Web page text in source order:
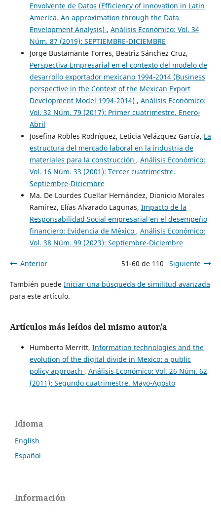
Envolvente de Datos (Efficiency of innovation in Latin
America. An approximation through the Data
Envelopment Analysis) , Análisis Económico: Vol. 34
Núm. 87 (2019): SEPTIEMBRE-DICIEMBRE
Jorge Bustamante Torres, Beatriz Sánchez Cruz,
Perspectiva Empresarial en el contexto del modelo de
desarrollo exportador mexicano 1994-2014 (Business
perspective in the Context of the Mexican Export
Development Model 1994-2014) , Análisis Económico:
Vol. 32 Núm. 79 (2017): Primer cuatrimestre. Enero-
Abril
Josefina Robles Rodríguez, Leticia Velázquez García, La
estructura del mercado laboral en la industria de
materiales para la construcción , Análisis Económico:
Vol. 16 Núm. 33 (2001): Tercer cuatrimestre.
Septiembre-Diciembre
Ma. De Lourdes Cuellar Hernández, Dionicio Morales
Ramírez, Elías Alvarado Lagunas, Impacto de la
Responsabilidad Social empresarial en el desempeño
financiero: Evidencia de México , Análisis Económico:
Vol. 38 Núm. 99 (2023): Septiembre-Diciembre
Anterior 51-60 de 110 Siguiente
También puede Iniciar una búsqueda de similitud avanzada
para este artículo.
Artículos más leídos del mismo autor/a
Humberto Merritt, Information technologies and the
evolution of the digital divide in Mexico: a public
policy approach , Análisis Económico: Vol. 26 Núm. 62
(2011): Segundo cuatrimestre. Mayo-Agosto
Idioma
English
Español
Información